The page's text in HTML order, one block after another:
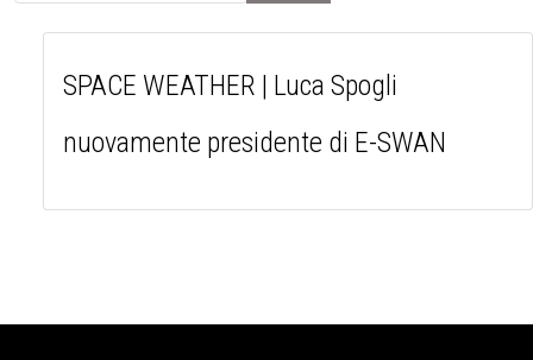
SPACE WEATHER | Luca Spogli
nuovamente presidente di E-SWAN